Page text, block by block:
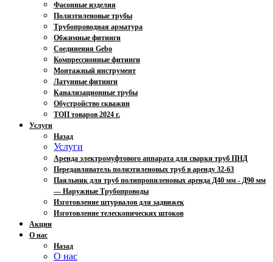
Фасонные изделия
Полиэтиленовые трубы
Трубопроводная арматура
Обжимные фитинги
Соединения Gebo
Компрессионные фитинги
Монтажный инструмент
Латунные фитинги
Канализационные трубы
Обустройство скважин
ТОП товаров 2024 г.
Услуги
Назад
Услуги
Аренда электромуфтового аппарата для сварки труб ПНД
Передавливатель полиэтиленовых труб в аренду 32-63
Паяльник для труб полипропиленовых аренда Д40 мм - Д90 мм
— Наружные Трубопроводы
Изготовление штурвалов для задвижек
Изготовление телескопических штоков
Акции
О нас
Назад
О нас